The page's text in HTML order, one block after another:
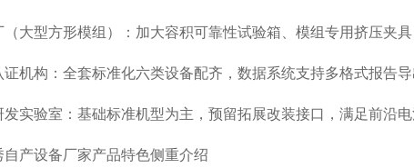
大型方形模组）：加大容积可靠性试验箱、模组专用挤压夹
机构：全套标准化六类设备配齐，数据系统支持多格式报告
实验室：基础标准机型为主，预留拓展改装接口，满足前沿电
自产设备厂家产品特色侧重介绍